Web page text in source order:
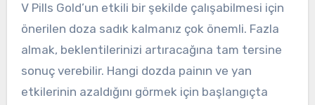
V Pills Gold’un etkili bir şekilde çalışabilmesi için
önerilen doza sadık kalmanız çok önemli. Fazla
almak, beklentilerinizi artıracağına tam tersine
sonuç verebilir. Hangi dozda painın ve yan
etkilerinin azaldığını görmek için başlangıçta